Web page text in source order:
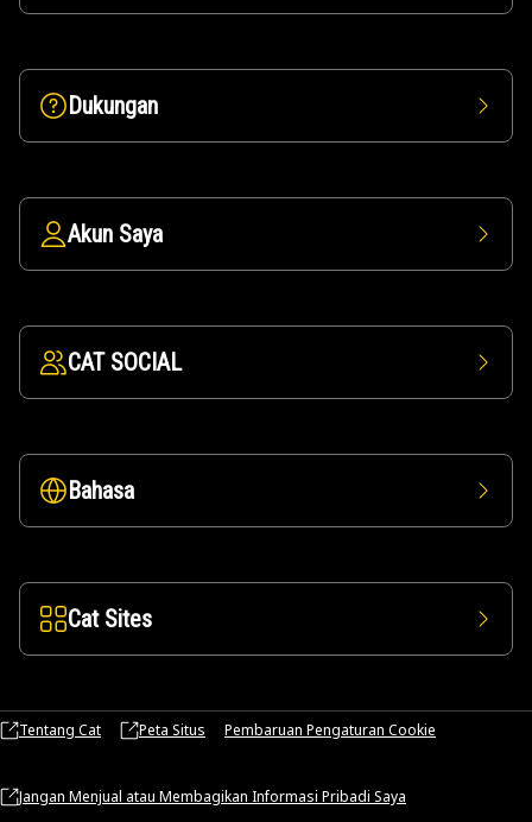
Dukungan
Akun Saya
CAT SOCIAL
Bahasa
Cat Sites
Tentang Cat Peta Situs Pembaruan Pengaturan Cookie
Jangan Menjual atau Membagikan Informasi Pribadi Saya